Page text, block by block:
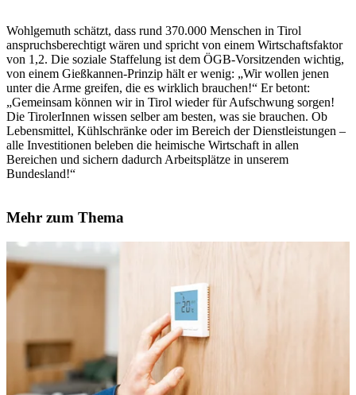
Wohlgemuth schätzt, dass rund 370.000 Menschen in Tirol
anspruchsberechtigt wären und spricht von einem Wirtschaftsfaktor
von 1,2. Die soziale Staffelung ist dem ÖGB-Vorsitzenden wichtig,
von einem Gießkannen-Prinzip hält er wenig: „Wir wollen jenen
unter die Arme greifen, die es wirklich brauchen!“ Er betont:
„Gemeinsam können wir in Tirol wieder für Aufschwung sorgen!
Die TirolerInnen wissen selber am besten, was sie brauchen. Ob
Lebensmittel, Kühlschränke oder im Bereich der Dienstleistungen –
alle Investitionen beleben die heimische Wirtschaft in allen
Bereichen und sichern dadurch Arbeitsplätze in unserem
Bundesland!“
Mehr zum Thema